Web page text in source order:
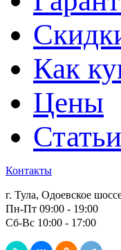
Как
Цены
Статьи
Контакты
г. Тула, Одоевское
Пн-Пт 09:00 - 19:00
Сб-Вс 10:00 - 17:00